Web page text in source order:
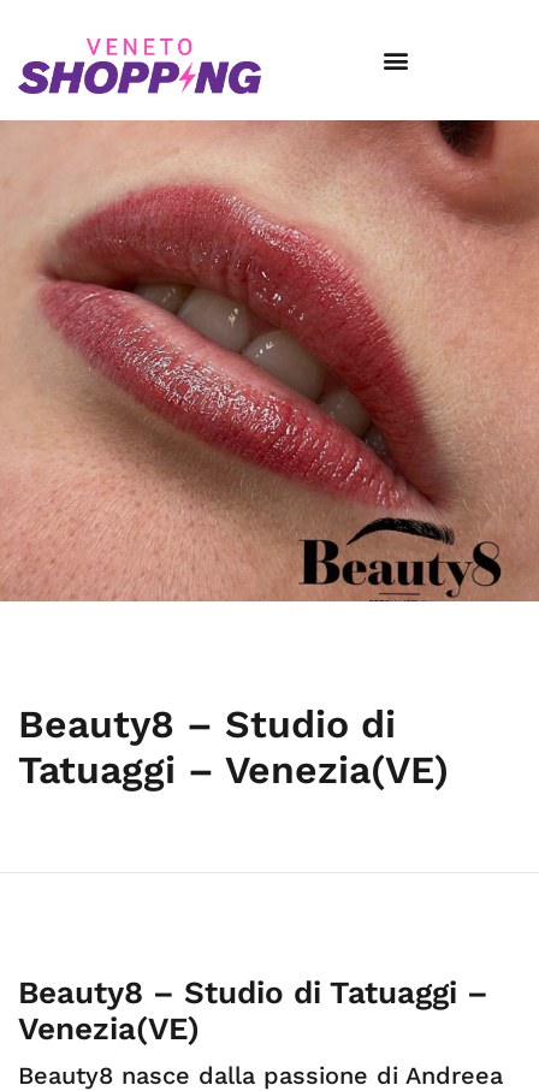
Beauty8 – Studio di
Tatuaggi – Venezia(VE)
Beauty8 – Studio di Tatuaggi –
Venezia(VE)
Beauty8 nasce dalla passione di Andreea